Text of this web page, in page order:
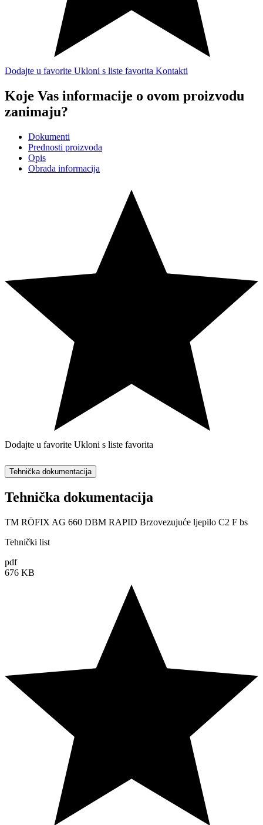
Dodajte u favorite Ukloni s liste favorita Kontakti
Koje Vas informacije o ovom proizvodu
zanimaju?
Dokumenti
Prednosti proizvoda
Opis
Obrada informacija
Dodajte u favorite Ukloni s liste favorita
Tehnička dokumentacija
Tehnička dokumentacija
TM RÖFIX AG 660 DBM RAPID Brzovezujuće ljepilo C2 F bs
Tehnički list
pdf
676 KB